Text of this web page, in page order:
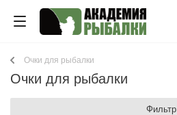
Очки для рыбалки
Очки для рыбалки
Фильтр